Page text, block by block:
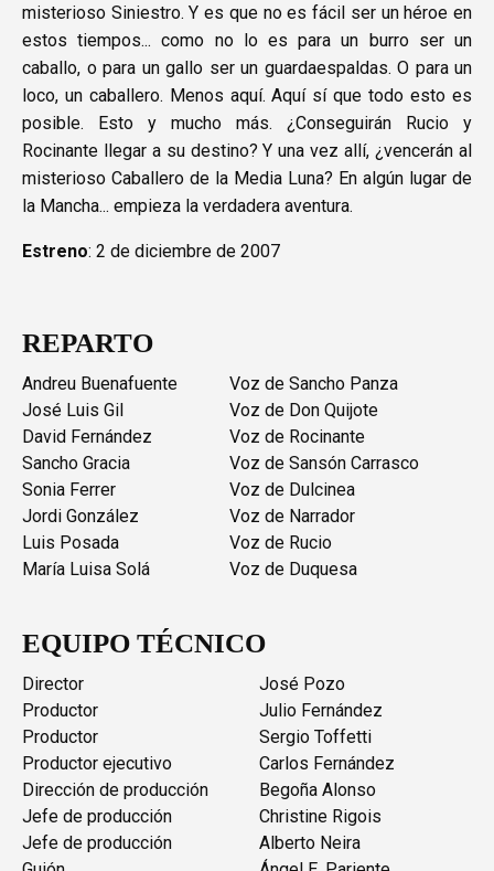
misterioso Siniestro. Y es que no es fácil ser un héroe en
estos tiempos... como no lo es para un burro ser un
caballo, o para un gallo ser un guardaespaldas. O para un
loco, un caballero. Menos aquí. Aquí sí que todo esto es
posible. Esto y mucho más. ¿Conseguirán Rucio y
Rocinante llegar a su destino? Y una vez allí, ¿vencerán al
misterioso Caballero de la Media Luna? En algún lugar de
la Mancha... empieza la verdadera aventura.
Estreno: 2 de diciembre de 2007
REPARTO
Andreu Buenafuente
Voz de Sancho Panza
José Luis Gil
Voz de Don Quijote
David Fernández
Voz de Rocinante
Sancho Gracia
Voz de Sansón Carrasco
Sonia Ferrer
Voz de Dulcinea
Jordi González
Voz de Narrador
Luis Posada
Voz de Rucio
María Luisa Solá
Voz de Duquesa
EQUIPO TÉCNICO
Director
José Pozo
Productor
Julio Fernández
Productor
Sergio Toffetti
Productor ejecutivo
Carlos Fernández
Dirección de producción
Begoña Alonso
Jefe de producción
Christine Rigois
Jefe de producción
Alberto Neira